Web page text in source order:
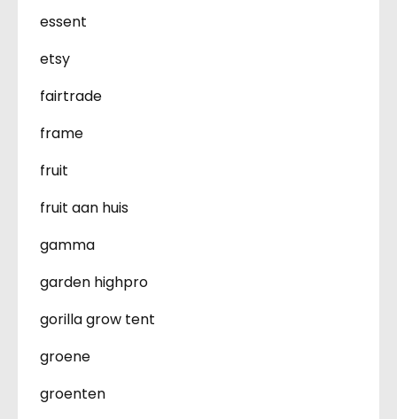
essent
etsy
fairtrade
frame
fruit
fruit aan huis
gamma
garden highpro
gorilla grow tent
groene
groenten